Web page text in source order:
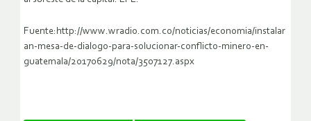
Fuente:http://www.wradio.com.co/noticias/economia/instalar
an-mesa-de-dialogo-para-solucionar-conflicto-minero-en-
guatemala/20170629/nota/3507127.aspx